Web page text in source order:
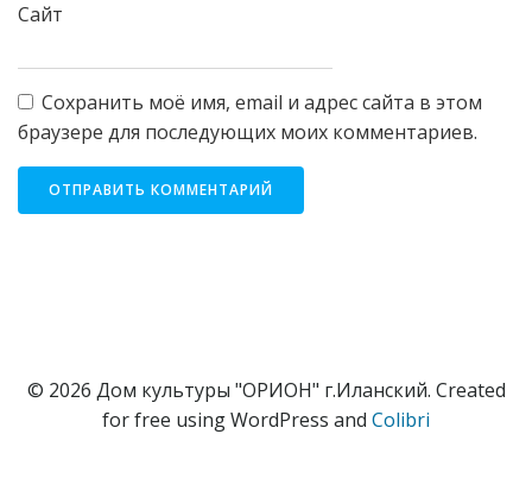
Сайт
Сохранить моё имя, email и адрес сайта в этом
браузере для последующих моих комментариев.
© 2026 Дом культуры "ОРИОН" г.Иланский. Created
for free using WordPress and Colibri